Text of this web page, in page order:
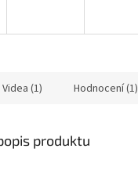
Videa (1) Hodnocení (1)
produktu